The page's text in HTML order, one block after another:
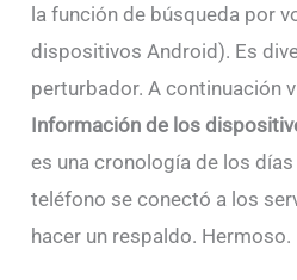
la función de búsqueda por
dispositivos Android). Es
perturbador. A continuación
Información de los
es una cronología de los
teléfono se conectó a los
hacer un respaldo. Hermoso.